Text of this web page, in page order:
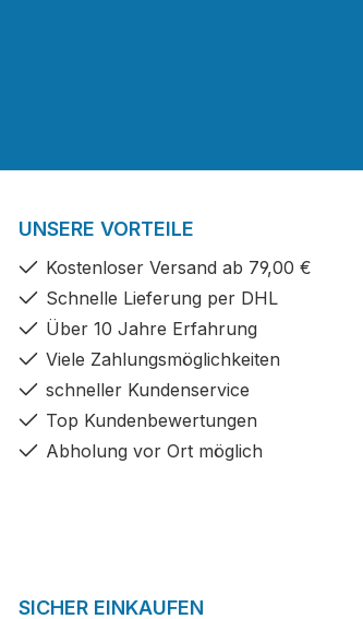
UNSERE VORTEILE
Kostenloser Versand ab 79,00 €
Schnelle Lieferung per DHL
Über 10 Jahre Erfahrung
Viele Zahlungsmöglichkeiten
schneller Kundenservice
Top Kundenbewertungen
Abholung vor Ort möglich
SICHER EINKAUFEN